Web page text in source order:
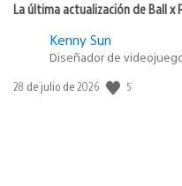
La última actualización de Ball
Kenny Sun
Diseñador de
Fecha
28 de julio de 2026 5